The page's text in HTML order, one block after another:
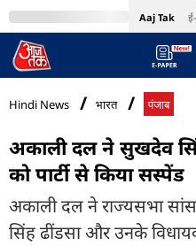
Aaj Tak
MumbaiTak
Hindi News भारत पंजाब
अकाली दल ने सुखदेव
को पार्टी से किया सस्पेंड
अकाली दल ने राज्यसभा
सिंह ढींडसा और उनके